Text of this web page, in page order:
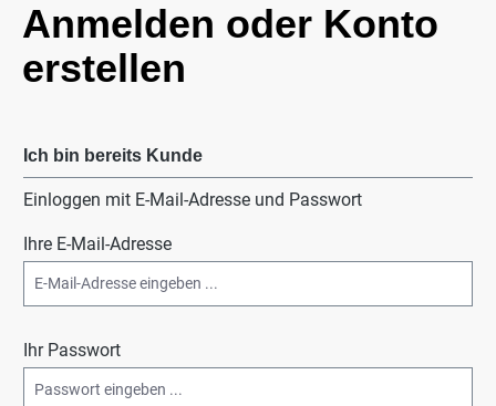
Anmelden oder Konto
erstellen
Ich bin bereits Kunde
Einloggen mit E-Mail-Adresse und Passwort
Ihre E-Mail-Adresse
Ihr Passwort